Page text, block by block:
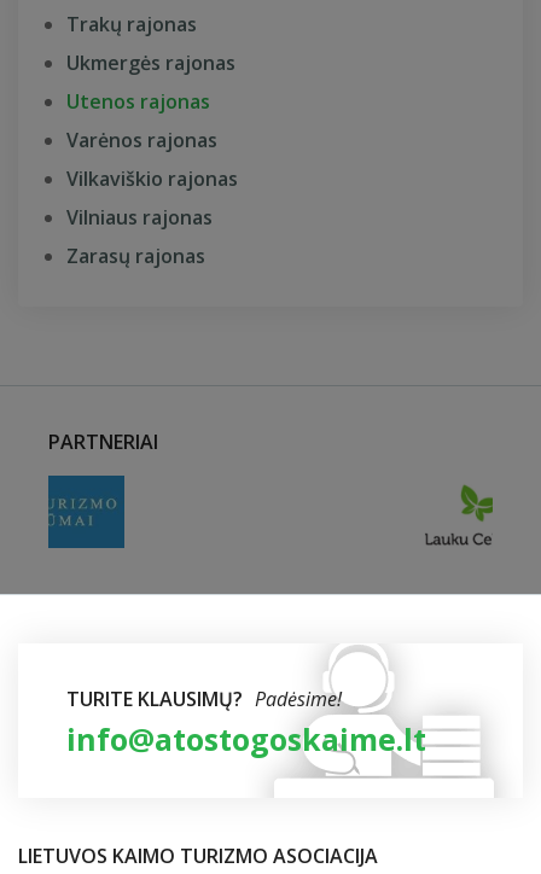
Trakų rajonas
Ukmergės rajonas
Utenos rajonas
Varėnos rajonas
Vilkaviškio rajonas
Vilniaus rajonas
Zarasų rajonas
PARTNERIAI
TURITE KLAUSIMŲ? Padėsime!
info@atostogoskaime.lt
LIETUVOS KAIMO TURIZMO ASOCIACIJA